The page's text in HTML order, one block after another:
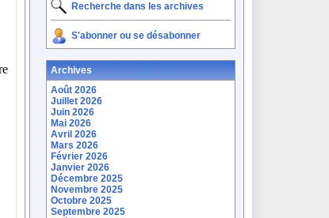
Recherche dans les archives
S'abonner ou se désabonner
Archives
Août 2026
Juillet 2026
Juin 2026
Mai 2026
Avril 2026
Mars 2026
Février 2026
Janvier 2026
Décembre 2025
Novembre 2025
Octobre 2025
Septembre 2025